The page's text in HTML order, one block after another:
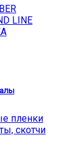
LINE
пленки
скотчи